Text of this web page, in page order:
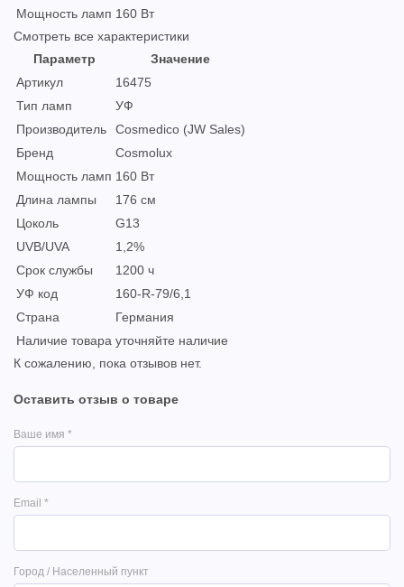
Мощность ламп 160 Вт
Смотреть все характеристики
Параметр
Значение
Артикул
16475
Тип ламп
УФ
Производитель
Cosmedico (JW Sales)
Бренд
Cosmolux
Мощность ламп 160 Вт
Длина лампы
176 см
Цоколь
G13
UVB/UVA
1,2%
Срок службы
1200 ч
УФ код
160-R-79/6,1
Страна
Германия
Наличие товара уточняйте наличие
К сожалению, пока отзывов нет.
Оставить отзыв о товаре
Ваше имя *
Email *
Город / Населенный пункт